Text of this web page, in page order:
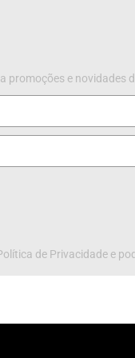
promoções e novidades
de Privacidade e